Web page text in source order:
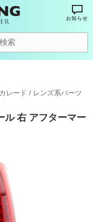
お知らせ
レード / レンズ系パーツ
ル 右 アフターマー